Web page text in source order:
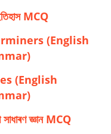
MCQ
(English
(English
সাধাৰণ জ্ঞান MCQ